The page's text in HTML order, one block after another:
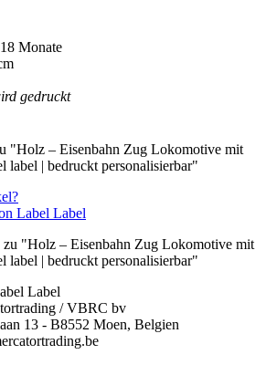
Monate
gedruckt
"Holz – Eisenbahn Zug Lokomotive mit
label | bedruckt personalisierbar"
Label Label
zu "Holz – Eisenbahn Zug Lokomotive mit
label | bedruckt personalisierbar"
Label
/ VBRC bv
13 - B8552 Moen, Belgien